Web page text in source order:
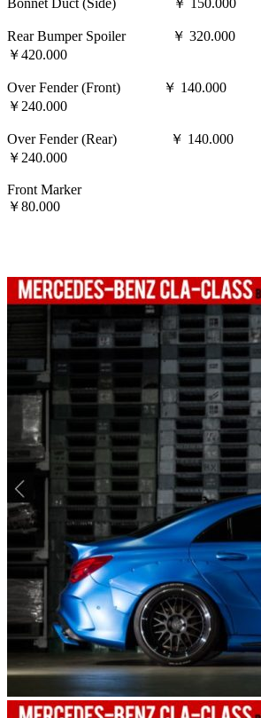
Bonnet Duct (Side) ￥ 150.000
Rear Bumper Spoiler ￥
￥420.000
Over Fender (Front) ￥
￥240.000
Over Fender (Rear) ￥
￥240.000
Front Marker
￥80.000